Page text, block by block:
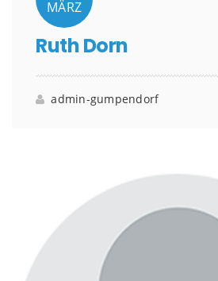
MÄRZ
Ruth Dorn
admin-gumpendorf